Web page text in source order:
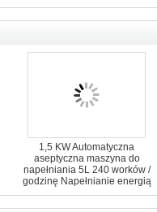
1,5 KW Automatyczna
aseptyczna maszyna do
napełniania 5L 240 worków /
godzinę Napełnianie energią